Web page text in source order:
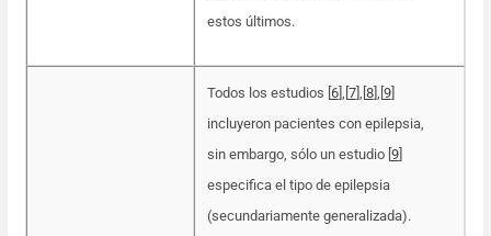
estos últimos.
Todos los estudios [ 6] 7] 8] 9]
incluyeron pacientes con epilepsia,
sin embargo, sólo un estudio [ 9]
especifica el tipo de epilepsia
(secundariamente generalizada).